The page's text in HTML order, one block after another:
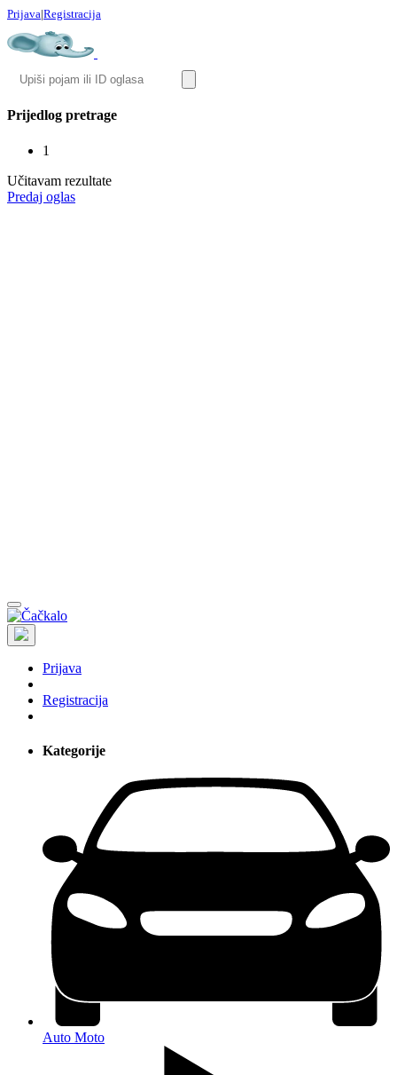
Prijava|Registracija
Prijedlog pretrage
1
Učitavam rezultate
Predaj oglas
Prijava
Registracija
Kategorije
Auto Moto